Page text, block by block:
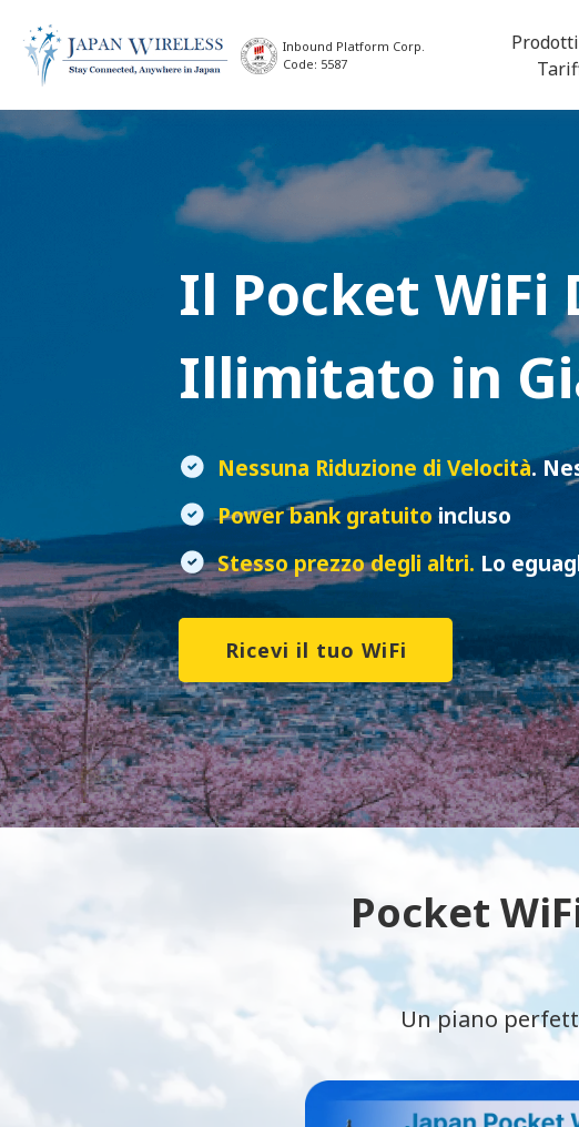
Inbound Platform Corp.
Code: 5587
Il Pocket WiFi
Illimitato in
Nessuna Riduzione di Velocità.
Power bank gratuito incluso
Stesso prezzo degli altri. Lo
Ricevi il tuo WiFi
Pocket
Un piano